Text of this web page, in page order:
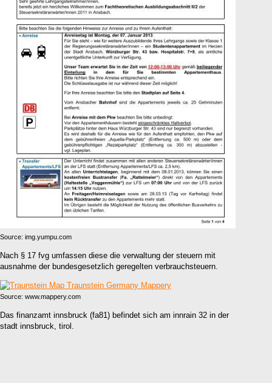
Source: img.yumpu.com
Nach § 17 fvg umfassen diese die verwaltung der steuern mit
ausnahme der bundesgesetzlich geregelten verbrauchsteuern.
Source: www.mappery.com
Das finanzamt innsbruck (fa81) befindet sich am innrain 32 in der
stadt innsbruck, tirol.